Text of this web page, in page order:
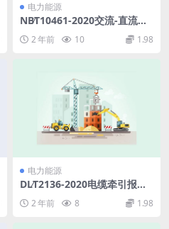
电力能源
NB∕T10461-2020交流-直流开
关电源电子组件异常模拟试验
技术规范(3.4MB)pdf
2 年前 10 1.98
电力能源
DL∕T2136-2020电缆牵引报警
2 年前 8 1.98